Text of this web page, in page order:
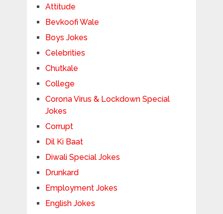
Attitude
Bevkoofi Wale
Boys Jokes
Celebrities
Chutkale
College
Corona Virus & Lockdown Special
Jokes
Corrupt
Dil Ki Baat
Diwali Special Jokes
Drunkard
Employment Jokes
English Jokes